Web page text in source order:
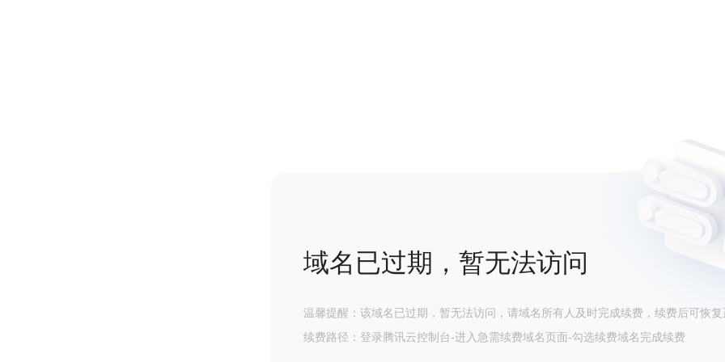
域名已过期，暂无法访问
温馨提醒：该域名已过期，暂无法访问，请域名所有人及时完成续费，续费后可恢复
续费路径：登录腾讯云控制台-进入急需续费域名页面-勾选续费域名完成续费